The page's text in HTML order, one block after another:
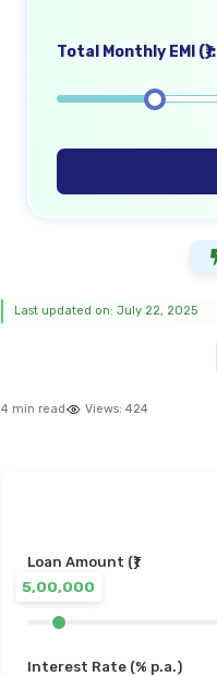
Total Monthly EMI (₹):
Last updated on: July 22, 2025
4 min read Views: 424
Loan Amount (₹)
5,00,000
Interest Rate (% p.a.)